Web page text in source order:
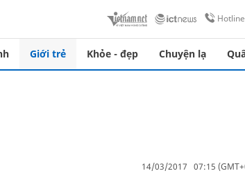
Giới trẻ Khỏe - đẹp Chuyện lạ
14/03/2017 07:15